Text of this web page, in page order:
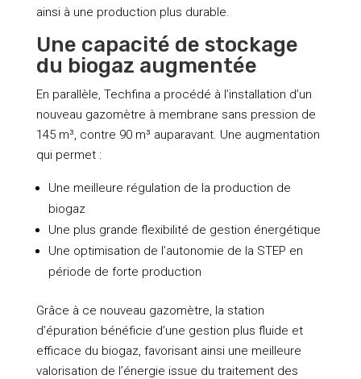
ainsi à une production plus durable.
Une capacité de stockage
du biogaz augmentée
En parallèle, Techfina a procédé à l’installation d’un
nouveau gazomètre à membrane sans pression de
145 m³, contre 90 m³ auparavant. Une augmentation
qui permet :
Une meilleure régulation de la production de
biogaz
Une plus grande flexibilité de gestion énergétique
Une optimisation de l’autonomie de la STEP en
période de forte production
Grâce à ce nouveau gazomètre, la station
d’épuration bénéficie d’une gestion plus fluide et
efficace du biogaz, favorisant ainsi une meilleure
valorisation de l’énergie issue du traitement des